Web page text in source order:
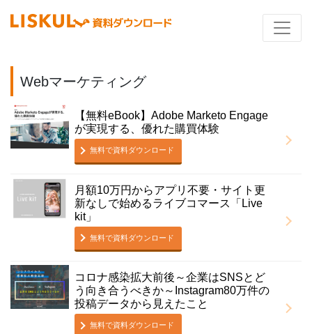
Webマーケティング
【無料eBook】Adobe Marketo Engage
が実現する、優れた購買体験
無料で資料ダウンロード
月額10万円からアプリ不要・サイト更
新なしで始めるライブコマース「Live
kit」
無料で資料ダウンロード
コロナ感染拡大前後～企業はSNSとど
う向き合うべきか～Instagram80万件の
投稿データから見えたこと
無料で資料ダウンロード